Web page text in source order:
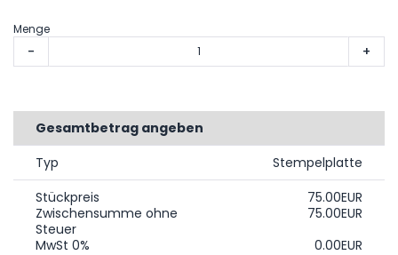
Menge
- +
Gesamtbetrag angeben
Typ
Stempelplatte
Stückpreis
75.00EUR
Zwischensumme ohne
Steuer
75.00EUR
MwSt 0%
0.00EUR